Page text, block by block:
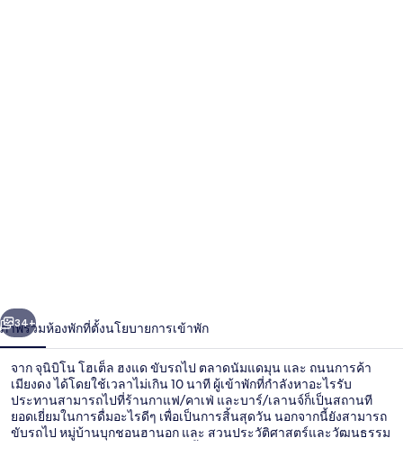
ฮงแด
า
ถัดไป
34+
ภาพรวมห้องพักที่ตั้งนโยบายการเข้าพัก
จาก จุนิบิโน โฮเต็ล ฮงแด ขับรถไป ตลาดนัมแดมุน และ ถนนการค้า
เมียงดง ได้โดยใช้เวลาไม่เกิน 10 นาที ผู้เข้าพักที่กำลังหาอะไรรับ
ประทานสามารถไปที่ร้านกาแฟ/คาเฟ่ และบาร์/เลานจ์ก็เป็นสถานที
ยอดเยี่ยมในการดื่มอะไรดีๆ เพื่อเป็นการสิ้นสุดวัน นอกจากนี้ยังสามารถ
ขับรถไป หมู่บ้านบุกชอนฮานอก และ สวนประวัติศาสตร์และวัฒนธรรม